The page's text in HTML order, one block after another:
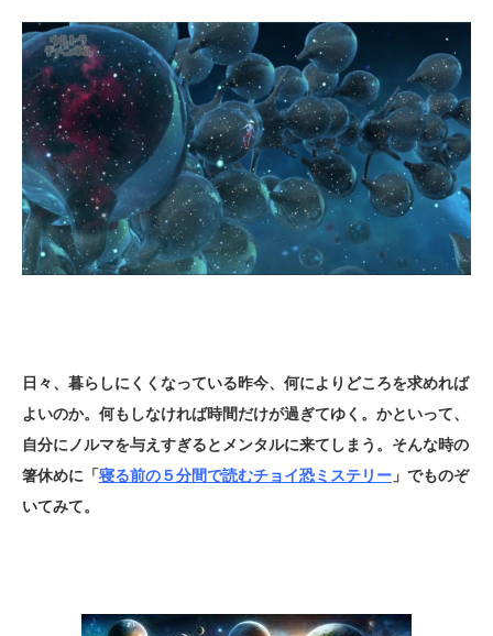
日々、暮らしにくくなっている昨今、何によりどころを求めれば
よいのか。何もしなければ時間だけが過ぎてゆく。かといって、
自分にノルマを与えすぎるとメンタルに来てしまう。そんな時の
箸休めに「寝る前の５分間で読むチョイ恐ミステリー 」でものぞ
いてみて。